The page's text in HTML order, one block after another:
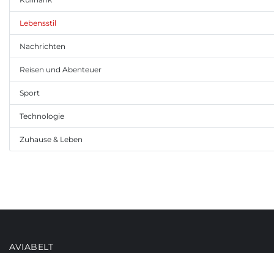
Lebensstil
Nachrichten
Reisen und Abenteuer
Sport
Technologie
Zuhause & Leben
AVIABELT